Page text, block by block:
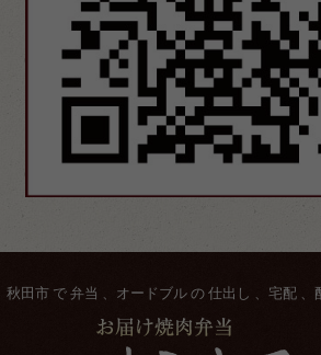
秋田市 で 弁当 、オードブル の 仕出し 、宅配 、